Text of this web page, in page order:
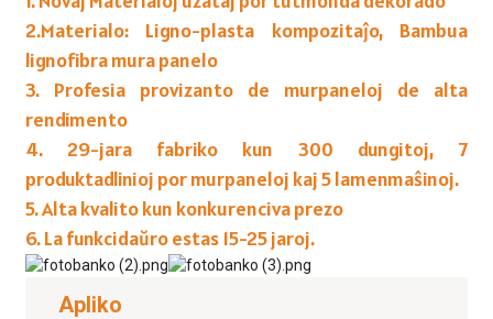
2.Materialo: Ligno-plasta kompozitaĵo, Bambua
lignofibra mura panelo
3. Profesia provizanto de murpaneloj de alta
rendimento
4. 29-jara fabriko kun 300 dungitoj, 7
produktadlinioj por murpaneloj kaj 5 lamenmaŝinoj.
5. Alta kvalito kun konkurenciva prezo
6. La funkcidaŭro estas 15-25 jaroj.
Apliko